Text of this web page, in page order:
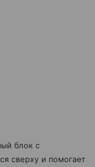
блок с
сверху и помогает